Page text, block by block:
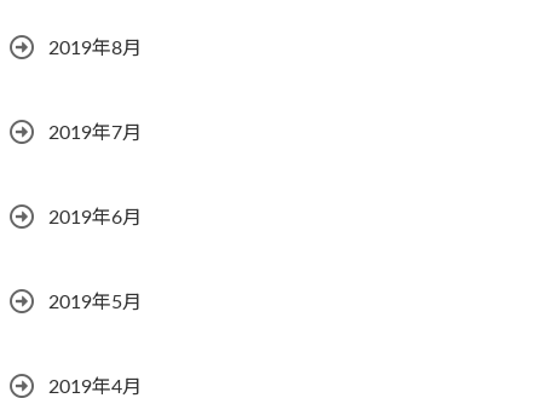
2019年8月
2019年7月
2019年6月
2019年5月
2019年4月